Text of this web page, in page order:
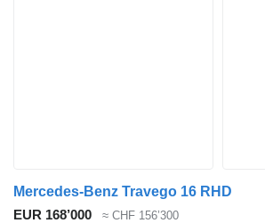
Mercedes-Benz Travego 16 RHD
EUR 168’000
≈ CHF 156’300